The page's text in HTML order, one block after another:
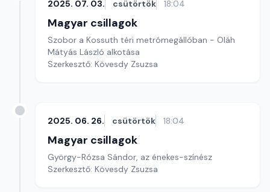
2025. 07. 03. csütörtök 18:04
Magyar csillagok
Szobor a Kossuth téri metrómegállóban - Oláh
Mátyás László alkotása
Szerkesztő: Kövesdy Zsuzsa
2025. 06. 26. csütörtök 18:04
Magyar csillagok
György-Rózsa Sándor, az énekes-színész
Szerkesztő: Kövesdy Zsuzsa